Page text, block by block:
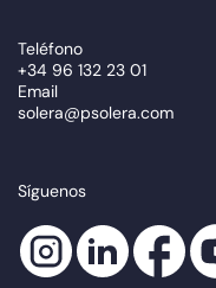
Teléfono
+34 96 132 23 01
Email
solera@psolera.com
Síguenos